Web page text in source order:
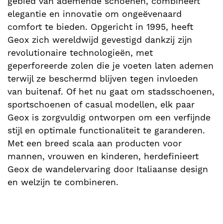
elegantie en innovatie om ongeëvenaard
comfort te bieden. Opgericht in 1995, heeft
Geox zich wereldwijd gevestigd dankzij zijn
revolutionaire technologieën, met
geperforeerde zolen die je voeten laten ademen
terwijl ze beschermd blijven tegen invloeden
van buitenaf. Of het nu gaat om stadsschoenen,
sportschoenen of casual modellen, elk paar
Geox is zorgvuldig ontworpen om een verfijnde
stijl en optimale functionaliteit te garanderen.
Met een breed scala aan producten voor
mannen, vrouwen en kinderen, herdefinieert
Geox de wandelervaring door Italiaanse design
en welzijn te combineren.